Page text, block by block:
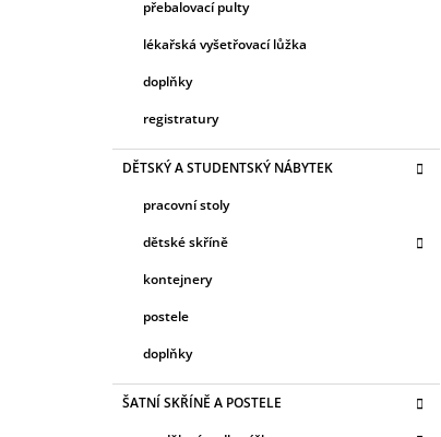
přebalovací pulty
lékařská vyšetřovací lůžka
doplňky
registratury
DĚTSKÝ A STUDENTSKÝ NÁBYTEK
pracovní stoly
dětské skříně
kontejnery
postele
doplňky
ŠATNÍ SKŘÍNĚ A POSTELE